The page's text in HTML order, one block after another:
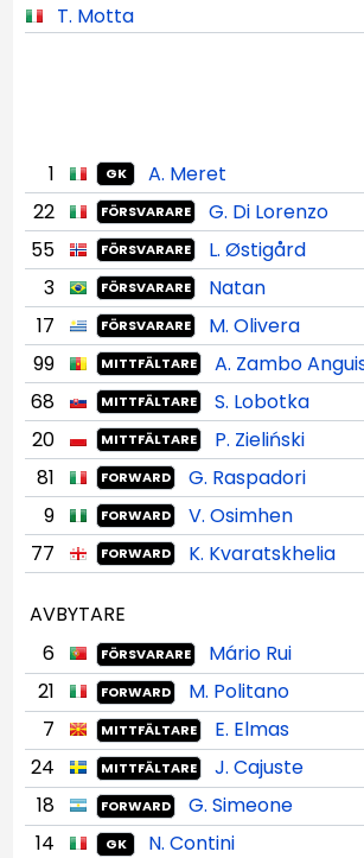
T. Motta
1 GK
A. Meret
22
FÖRSVARARE
G. Di Lorenzo
55
FÖRSVARARE
L. Østigård
3
FÖRSVARARE
Natan
17
FÖRSVARARE M. Olivera
99 MITTFÄLTARE
A. Zambo
68
MITTFÄLTARE S. Lobotka
20 MITTFÄLTARE
P. Zieliński
81
FORWARD G. Raspadori
9 FORWARD V. Osimhen
77 FORWARD K. Kvaratskhelia
AVBYTARE
6
FÖRSVARARE Mário Rui
21 FORWARD M. Politano
7 MITTFÄLTARE E. Elmas
24 MITTFÄLTARE J. Cajuste
18 FORWARD G. Simeone
14 GK
N. Contini